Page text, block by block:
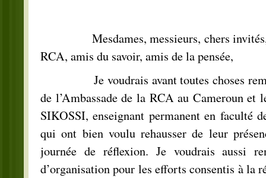
Mesdames, messieurs, chers invités,
RCA, amis du savoir, amis de la pensée,
Je voudrais avant toutes choses
de l’Ambassade de la RCA au Cameroun et
SIKOSSI, enseignant permanent en faculté
qui ont bien voulu rehausser de leur
journée de réflexion. Je voudrais aussi
d’organisation pour les efforts consentis à la